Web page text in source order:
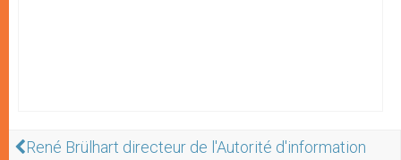
René Brülhart directeur de l'Autorité d'information